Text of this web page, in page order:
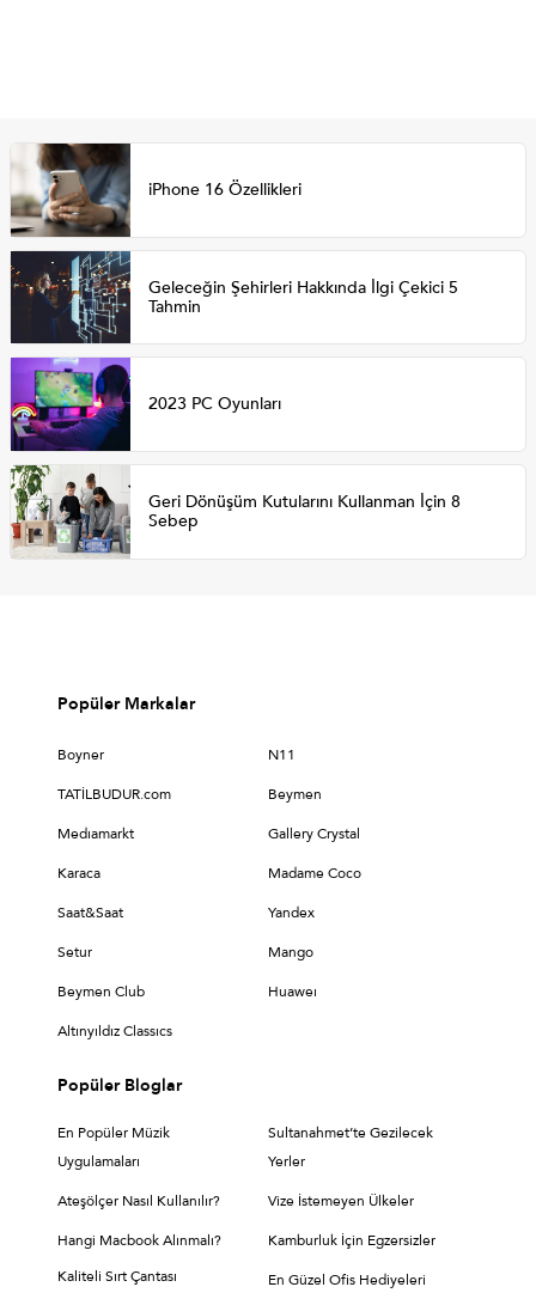
iPhone 16 Özellikleri
Geleceğin Şehirleri Hakkında İlgi Çekici 5
Tahmin
2023 PC Oyunları
Geri Dönüşüm Kutularını Kullanman İçin 8
Sebep
Popüler Markalar
Boyner N11
TATİLBUDUR.com Beymen
Medıamarkt Gallery Crystal
Karaca Madame Coco
Saat&Saat Yandex
Setur Mango
Beymen Club Huaweı
Altınyıldız Classıcs
Popüler Bloglar
En Popüler Müzik
Uygulamaları
Sultanahmet’te Gezilecek
Yerler
Ateşölçer Nasıl Kullanılır? Vize İstemeyen Ülkeler
Hangi Macbook Alınmalı?
Kamburluk İçin Egzersizler
Kaliteli Sırt Çantası
En Güzel Ofis Hediyeleri